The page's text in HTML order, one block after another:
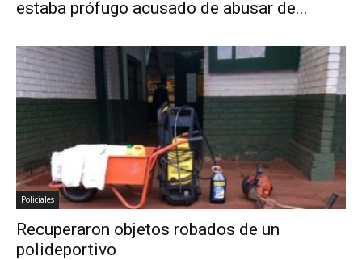
estaba prófugo acusado de abusar de...
Policiales
Recuperaron objetos robados de un
polideportivo